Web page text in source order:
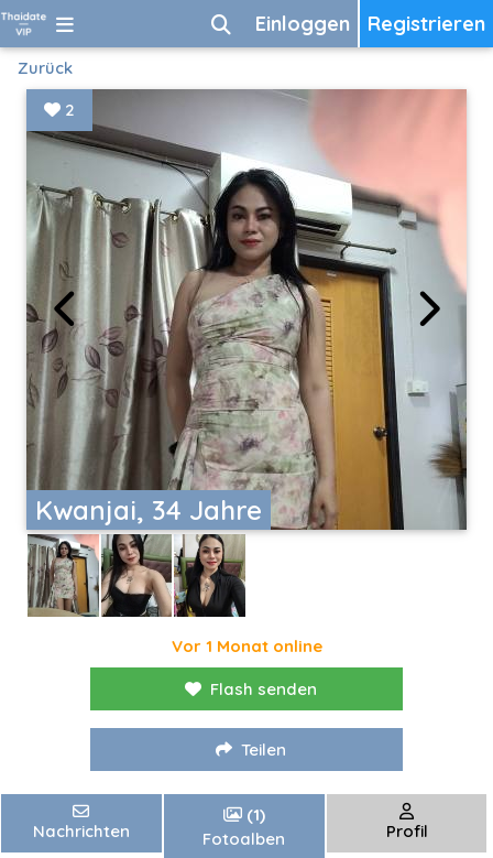
Registrieren
Einloggen
Zurück
Kwanjai, 34 Jahre
2
Vor 1 Monat online
Flash senden
Teilen
Nachrichten
(1)
Fotoalben
Profil